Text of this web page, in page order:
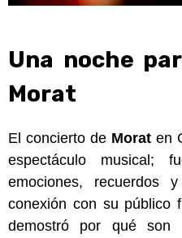
Una noche
Morat
El concierto de Morat en
espectáculo musical;
emociones, recuerdos
conexión con su público
demostró por qué